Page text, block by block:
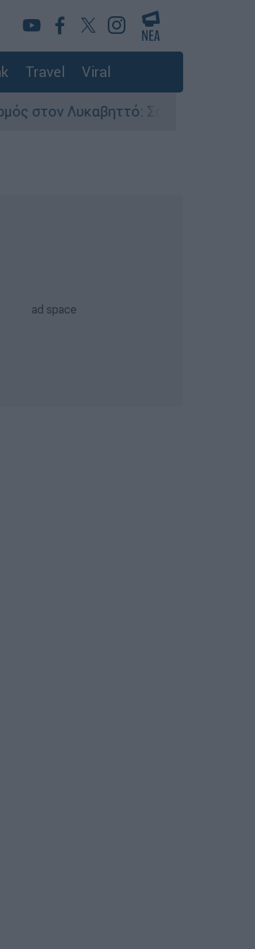
Travel Viral
Σορός σε προχωρημένη σήψη